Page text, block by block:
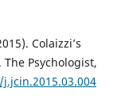
Colaizzi’s
Psychologist,